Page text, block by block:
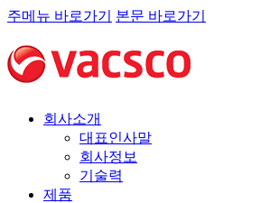
주메뉴 바로가기 본문 바로가기
회사소개
대표인사말
회사정보
기술력
제품